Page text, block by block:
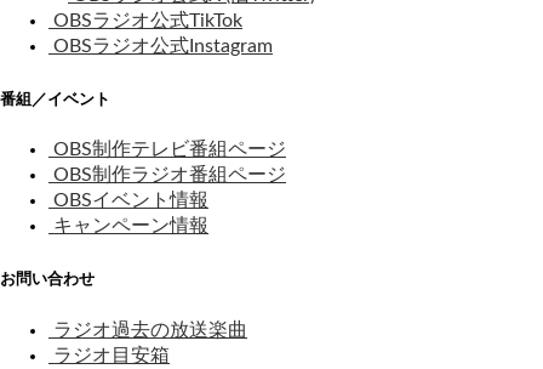
OBSラジオ公式TikTok
OBSラジオ公式Instagram
番組／イベント
OBS制作テレビ番組ページ
OBS制作ラジオ番組ページ
OBSイベント情報
キャンペーン情報
お問い合わせ
ラジオ過去の放送楽曲
ラジオ目安箱